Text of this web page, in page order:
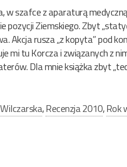
w szafce z aparaturą
pozycji Ziemskiego. Zbyt
Akcja rusza „z kopyta” pod
mi tu Korcza i związanych z
Dla mnie książka zbyt
,Recenzja 2010,Rok